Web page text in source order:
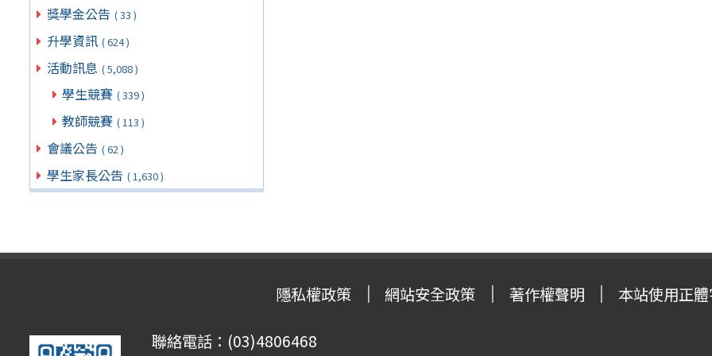
獎學金公告 ( 33 )
升學資訊 ( 624 )
活動訊息 ( 5,088 )
學生競賽 ( 339 )
教師競賽 ( 113 )
會議公告 ( 62 )
學生家長公告 ( 1,630 )
隱私權政策 網站安全政策 著作權聲明 本站使用正
聯絡電話：(03)4806468